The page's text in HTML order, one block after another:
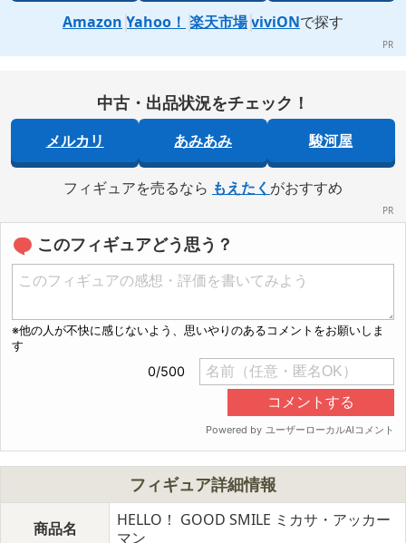
GOODSMILE COMPANY内商品購入ページ
Amazon Yahoo！ 楽天市場 viviONで探す
中古・出品状況をチェック！
メルカリ あみあみ 駿河屋
フィギュアを売るなら もえたく がおすすめ
このフィギュアどう思う？
フィギュア詳細情報
商品名
HELLO！ GOOD SMILE ミカサ・アッカー
マン